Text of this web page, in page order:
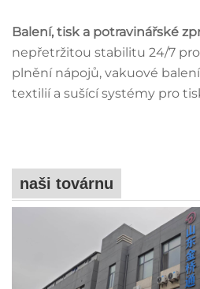
Balení, tisk a potravinářské
nepřetržitou stabilitu 24/7
plnění nápojů, vakuové
textilií a sušící systémy pro
naši továrnu